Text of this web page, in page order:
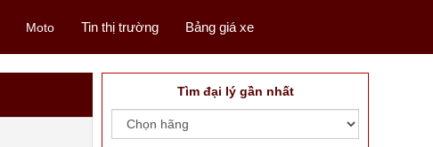
Moto Tin thị trường Bảng giá xe
Tìm đại lý gần nhất